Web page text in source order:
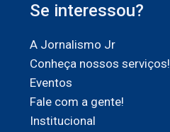
Se interessou?
A Jornalismo Jr
Conheça nossos serviços!
Eventos
Fale com a gente!
Institucional